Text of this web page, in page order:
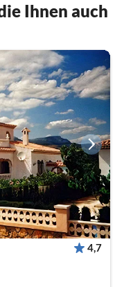
Ihnen auch
4,7